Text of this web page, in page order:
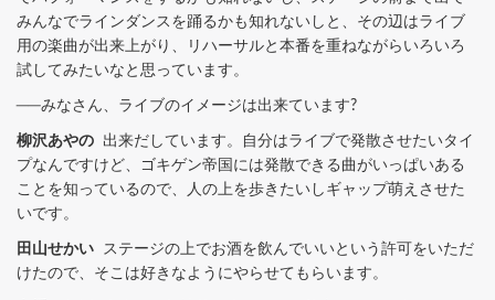
みんなでラインダンスを踊るかも知れないしと、その辺はライブ
用の楽曲が出来上がり、リハーサルと本番を重ねながらいろいろ
試してみたいなと思っています。
──みなさん、ライブのイメージは出来ています?
柳沢あやの 出来だしています。自分はライブで発散させたいタイ
プなんですけど、ゴキゲン帝国には発散できる曲がいっぱいある
ことを知っているので、人の上を歩きたいしギャップ萌えさせた
いです。
田山せかい ステージの上でお酒を飲んでいいという許可をいただ
けたので、そこは好きなようにやらせてもらいます。